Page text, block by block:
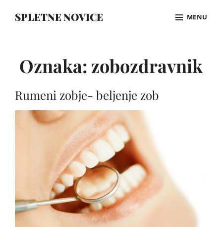
SPLETNE NOVICE MENU
Oznaka: zobozdravnik
Rumeni zobje- beljenje zob